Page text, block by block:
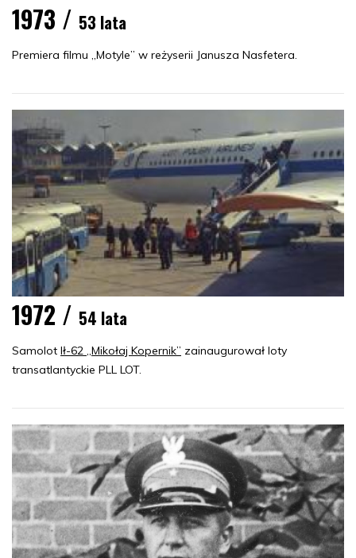
1973 / 53 lata
Premiera filmu „Motyle” w reżyserii Janusza Nasfetera.
1972 / 54 lata
Samolot Ił-62 „Mikołaj Kopernik” zainaugurował loty
transatlantyckie PLL LOT.